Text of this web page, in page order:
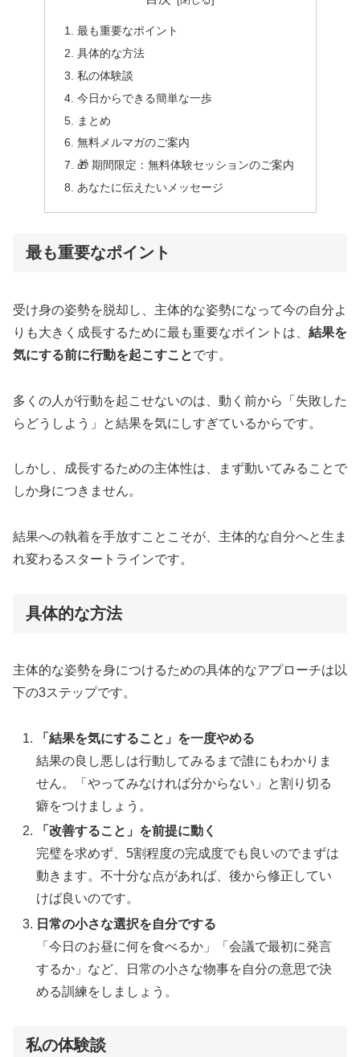
最も重要なポイント
具体的な方法
私の体験談
今日からできる簡単な一歩
まとめ
無料メルマガのご案内
🎁 期間限定：無料体験セッションのご案内
あなたに伝えたいメッセージ
最も重要なポイント
受け身の姿勢を脱却し、主体的な姿勢になって今の自分よ
りも大きく成長するために最も重要なポイントは、 結果を
気にする前に行動を起こすことです。
多くの人が行動を起こせないのは、動く前から「失敗した
らどうしよう」と結果を気にしすぎているからです。
しかし、成長するための主体性は、まず動いてみることで
しか身につきません。
結果への執着を手放すことこそが、主体的な自分へと生ま
れ変わるスタートラインです。
具体的な方法
主体的な姿勢を身につけるための具体的なアプローチは以
下の3ステップです。
「結果を気にすること」を一度やめる
結果の良し悪しは行動してみるまで誰にもわかりま
せん。「やってみなければ分からない」と割り切る
癖をつけましょう。
「改善すること」を前提に動く
完璧を求めず、5割程度の完成度でも良いのでまずは
動きます。不十分な点があれば、後から修正してい
けば良いのです。
日常の小さな選択を自分でする
「今日のお昼に何を食べるか」「会議で最初に発言
するか」など、日常の小さな物事を自分の意思で決
める訓練をしましょう。
私の体験談